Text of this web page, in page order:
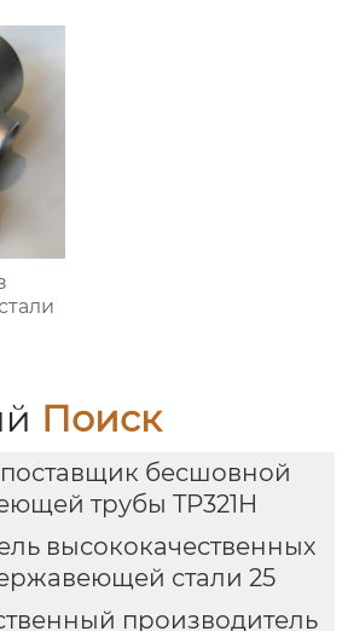
Поиск
бесшовной
трубы TP321H
высококачественных
стали 25
производитель